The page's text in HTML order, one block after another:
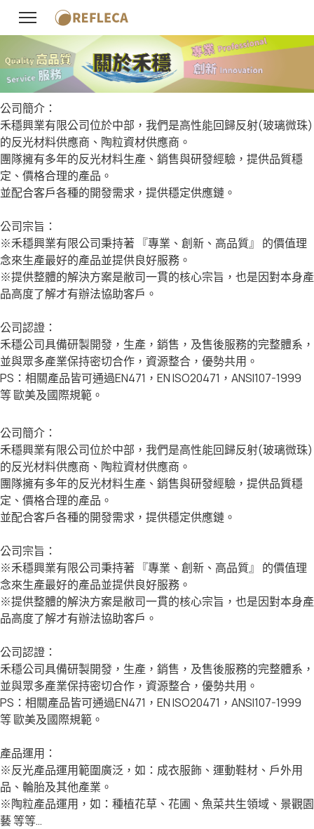
公司簡介：
禾穩興業有限公司位於中部，我們是高性能回歸反射(玻璃微珠)
的反光材料供應商、陶粒資材供應商。
團隊擁有多年的反光材料生產、銷售與研發經驗，提供品質穩
定、價格合理的產品。
並配合客戶各種的開發需求，提供穩定供應鏈。
公司宗旨：
※禾穩興業有限公司秉持著 『專業、創新、高品質』 的價值理
念來生產最好的產品並提供良好服務。
※提供整體的解決方案是敝司一貫的核心宗旨，也是因對本身產
品高度了解才有辦法協助客戶。
公司認證：
禾穩公司具備研製開發，生產，銷售，及售後服務的完整體系，
並與眾多產業保持密切合作，資源整合，優勢共用。
PS：相關產品皆可通過EN471，EN ISO20471，ANSI107-1999
等 歐美及國際規範。
公司簡介：
禾穩興業有限公司位於中部，我們是高性能回歸反射(玻璃微珠)
的反光材料供應商、陶粒資材供應商。
團隊擁有多年的反光材料生產、銷售與研發經驗，提供品質穩
定、價格合理的產品。
並配合客戶各種的開發需求，提供穩定供應鏈。
公司宗旨：
※禾穩興業有限公司秉持著 『專業、創新、高品質』 的價值理
念來生產最好的產品並提供良好服務。
※提供整體的解決方案是敝司一貫的核心宗旨，也是因對本身產
品高度了解才有辦法協助客戶。
公司認證：
禾穩公司具備研製開發，生產，銷售，及售後服務的完整體系，
並與眾多產業保持密切合作，資源整合，優勢共用。
PS：相關產品皆可通過EN471，EN ISO20471，ANSI107-1999
等 歐美及國際規範。
產品運用：
※反光產品運用範圍廣泛，如：成衣服飾、運動鞋材、戶外用
品、輪胎及其他產業。
※陶粒產品運用，如：種植花草、花圃、魚菜共生領域、景觀園
藝 等等…